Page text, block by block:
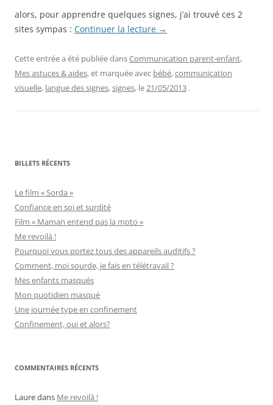
alors, pour apprendre quelques signes, j’ai trouvé ces 2
sites sympas : Continuer la lecture →
Cette entrée a été publiée dansCommunication parent-enfant,
Mes astuces & aides, et marquée avec bébé,communication
visuelle, langue des signes,signes, le21/05/2013 .
BILLETS RÉCENTS
Le film « Sorda »
Confiance en soi et surdité
Film « Maman entend pas la moto »
Me revoilà !
Pourquoi vous portez tous des appareils auditifs ?
Comment, moi sourde, je fais en télétravail ?
Mes enfants masqués
Mon quotidien masqué
Une journée type en confinement
Confinement, oui et alors?
COMMENTAIRES RÉCENTS
Lauredans Me revoilà !